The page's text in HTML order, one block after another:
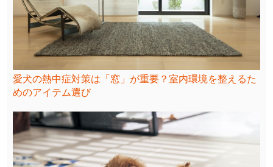
愛犬の熱中症対策は「窓」が重要？室内環境を整えるた
めのアイテム選び